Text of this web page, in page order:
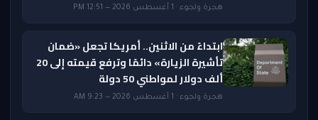
هجرة ولجوء · 1 أغسطس 2026 — 12:51 PM
ابتداءً من الاثنين.. أمريكا تجعل «ضمان
تأشيرة الزيارة» دائمًا وترفع قيمته إلى 20
ألف دولار لمواطني 50 دولة
هجرة ولجوء · 1 أغسطس 2026 — 9:23 AM